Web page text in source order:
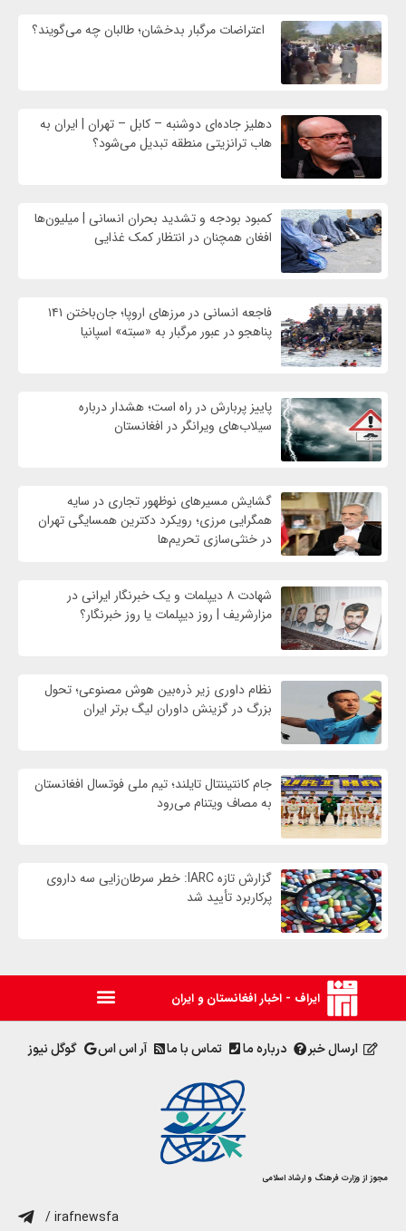
اعتراضات مرگبار بدخشان؛ طالبان چه می‌گویند؟
دهلیز جاده‌ای دوشنبه – کابل – تهران | ایران به
هاب ترانزیتی منطقه تبدیل می‌شود؟
کمبود بودجه و تشدید بحران انسانی | میلیون‌ها
افغان همچنان در انتظار کمک غذایی
فاجعه انسانی در مرزهای اروپا؛ جان‌باختن ۱۴۱
پناهجو در عبور مرگبار به «سبته» اسپانیا
پاییز پربارش در راه است؛ هشدار درباره
سیلاب‌های ویرانگر در افغانستان
گشایش مسیرهای نوظهور تجاری در سایه
همگرایی مرزی؛ رویکرد دکترین همسایگی تهران
در خنثی‌سازی تحریم‌ها
شهادت ۸ دیپلمات و یک خبرنگار ایرانی در
مزارشریف | روز دیپلمات یا روز خبرنگار؟
نظام داوری زیر ذره‌بین هوش مصنوعی؛ تحول
بزرگ در گزینش داوران لیگ برتر ایران
جام کانتیننتال تایلند؛ تیم ملی فوتسال افغانستان
به مصاف ویتنام می‌رود
گزارش تازه IARC: خطر سرطان‌زایی سه داروی
پرکاربرد تأیید شد
ایراف - اخبار افغانستان و ایران
ارسال خبر درباره ما تماس با ما آر اس اس گوگل نیوز
مجوز از وزارت فرهنگ و ارشاد اسلامی
/ irafnewsfa